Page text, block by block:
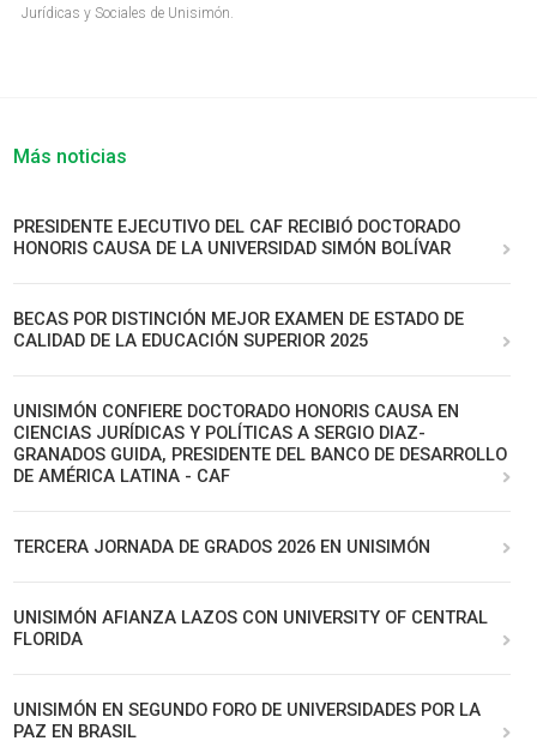
Jurídicas y Sociales de Unisimón.
Más noticias
PRESIDENTE EJECUTIVO DEL CAF RECIBIÓ DOCTORADO
HONORIS CAUSA DE LA UNIVERSIDAD SIMÓN BOLÍVAR
BECAS POR DISTINCIÓN MEJOR EXAMEN DE ESTADO DE
CALIDAD DE LA EDUCACIÓN SUPERIOR 2025
UNISIMÓN CONFIERE DOCTORADO HONORIS CAUSA EN
CIENCIAS JURÍDICAS Y POLÍTICAS A SERGIO DIAZ-
GRANADOS GUIDA, PRESIDENTE DEL BANCO DE DESARROLLO
DE AMÉRICA LATINA - CAF
TERCERA JORNADA DE GRADOS 2026 EN UNISIMÓN
UNISIMÓN AFIANZA LAZOS CON UNIVERSITY OF CENTRAL
FLORIDA
UNISIMÓN EN SEGUNDO FORO DE UNIVERSIDADES POR LA
PAZ EN BRASIL